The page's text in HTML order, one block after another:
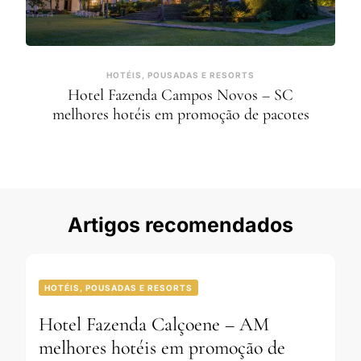
HOTÉIS, POUSADAS E RESORTS
Hotel Fazenda Campos Novos – SC
melhores hotéis em promoção de pacotes
Artigos recomendados
HOTÉIS, POUSADAS E RESORTS
Hotel Fazenda Calçoene – AM
melhores hotéis em promoção de